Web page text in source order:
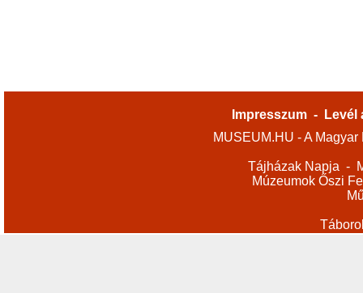
Impresszum -
Levél
MUSEUM.HU - A
Tájházak Napja -
Múzeumok Őszi